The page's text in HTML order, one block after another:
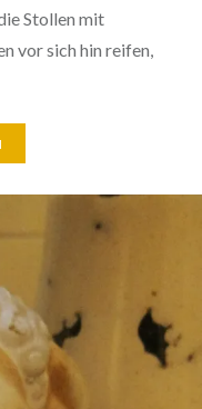
Stollen mit
vor sich hin reifen,